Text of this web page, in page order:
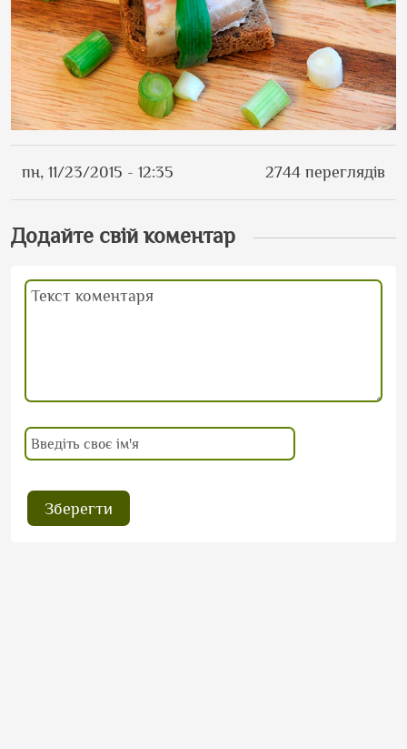
пн, 11/23/2015 - 12:35 2744 переглядів
Додайте свій коментар